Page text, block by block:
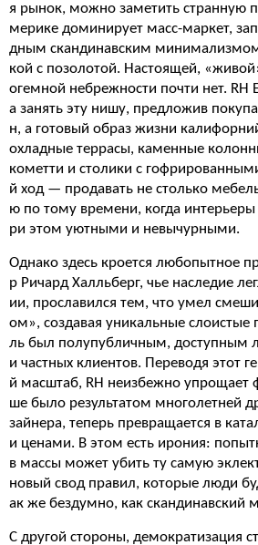
я рынок, можно заметить странную
мерике доминирует масс-маркет,
дным скандинавским
кой с позолотой. Настоящей,
огемной небрежности почти нет. RH
а занять эту нишу, предложив
н, а готовый образ жизни
охладные террасы, каменные
кометти и столики с
й ход — продавать не столько
ю по тому времени, когда
ри этом уютными и невычурными.
Однако здесь кроется любопытное
р Ричард Халльберг, чье наследие
ии, прославился тем, что умел
ом», создавая уникальные слоистые
ль был полупубличным, доступным
и частных клиентов. Переводя этот
й масштаб, RH неизбежно упрощает
ше было результатом многолетней
зайнера, теперь превращается в
и ценами. В этом есть ирония:
в массы может убить ту самую
новый свод правил, которые люди
ак же бездумно, как скандинавский
С другой стороны, демократизация